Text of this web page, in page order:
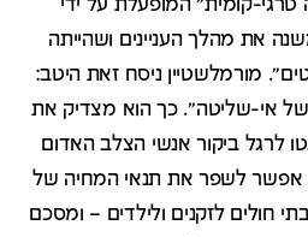
קומית" המופעלת על ידי
את מהלך העניינים ושהייתה
מורמלשטיין ניסח זאת היטב:
אי-שליטה". כך הוא מצדיק את
לרגל ביקור אנשי הצלב האדום
לשפר את תנאי המחיה של
חולים לזקנים ולילדים – ומסכם